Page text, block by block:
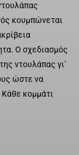
κουμπώνεται
Ο σχεδιασμός
ντουλάπας γι’
ώστε να
κομμάτι